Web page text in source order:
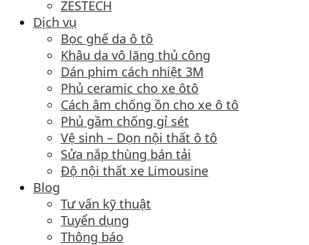
ZESTECH
Dịch vụ
Bọc ghế da ô tô
Khâu da vô lăng thủ công
Dán phim cách nhiệt 3M
Phủ ceramic cho xe ôtô
Cách âm chống ồn cho xe ô tô
Phủ gầm chống gỉ sét
Vệ sinh – Dọn nội thất ô tô
Sửa nắp thùng bán tải
Độ nội thất xe Limousine
Blog
Tư vấn kỹ thuật
Tuyển dụng
Thông báo